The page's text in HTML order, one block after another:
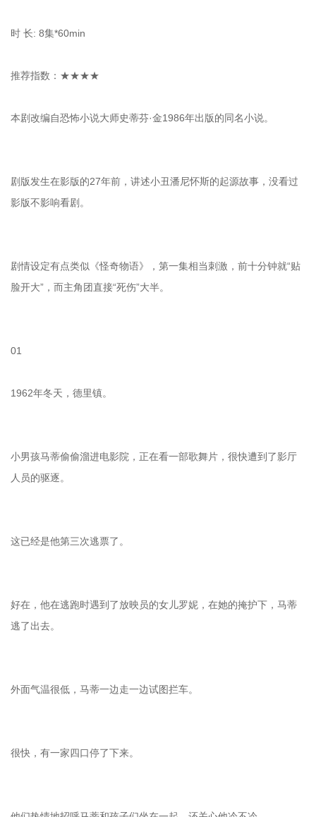
时 长: 8集*60min
推荐指数：★★★★
本剧改编自恐怖小说大师史蒂芬·金1986年出版的同名小说。
剧版发生在影版的27年前，讲述小丑潘尼怀斯的起源故事，没看过
影版不影响看剧。
剧情设定有点类似《怪奇物语》，第一集相当刺激，前十分钟就“贴
脸开大”，而主角团直接“死伤”大半。
01
1962年冬天，德里镇。
小男孩马蒂偷偷溜进电影院，正在看一部歌舞片，很快遭到了影厅
人员的驱逐。
这已经是他第三次逃票了。
好在，他在逃跑时遇到了放映员的女儿罗妮，在她的掩护下，马蒂
逃了出去。
外面气温很低，马蒂一边走一边试图拦车。
很快，有一家四口停了下来。